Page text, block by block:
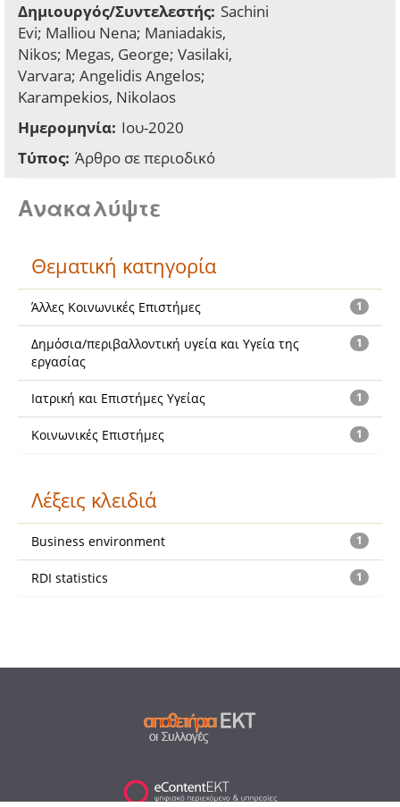
Δημιουργός/Συντελεστής: Sachini
Evi; Malliou Nena; Maniadakis,
Nikos; Megas, George; Vasilaki,
Varvara; Angelidis Angelos;
Karampekios, Nikolaos
Ημερομηνία: Ιου-2020
Τύπος: Άρθρο σε περιοδικό
Ανακαλύψτε
Θεματική κατηγορία
1
Άλλες Κοινωνικές Επιστήμες
1
Δημόσια/περιβαλλοντική υγεία και Υγεία της
εργασίας
1
Ιατρική και Επιστήμες Υγείας
1
Κοινωνικές Επιστήμες
Λέξεις κλειδιά
1
Business environment
1
RDI statistics